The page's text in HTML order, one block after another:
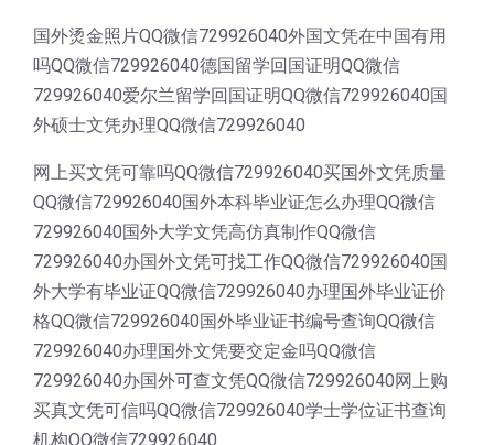
国外烫金照片QQ微信729926040外国文凭在中国有用
吗QQ微信729926040德国留学回国证明QQ微信
729926040爱尔兰留学回国证明QQ微信729926040国
外硕士文凭办理QQ微信729926040
网上买文凭可靠吗QQ微信729926040买国外文凭质量
QQ微信729926040国外本科毕业证怎么办理QQ微信
729926040国外大学文凭高仿真制作QQ微信
729926040办国外文凭可找工作QQ微信729926040国
外大学有毕业证QQ微信729926040办理国外毕业证价
格QQ微信729926040国外毕业证书编号查询QQ微信
729926040办理国外文凭要交定金吗QQ微信
729926040办国外可查文凭QQ微信729926040网上购
买真文凭可信吗QQ微信729926040学士学位证书查询
机构QQ微信729926040